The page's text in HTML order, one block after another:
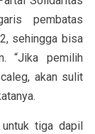
pembatas
sehingga bisa
“Jika pemilih
akan sulit
tiga dapil